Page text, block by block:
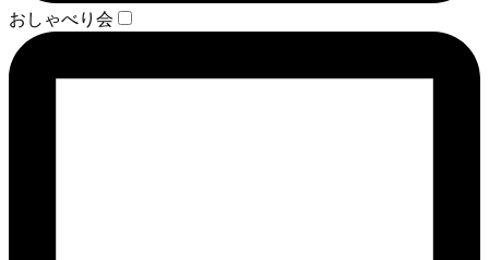
おしゃべり会